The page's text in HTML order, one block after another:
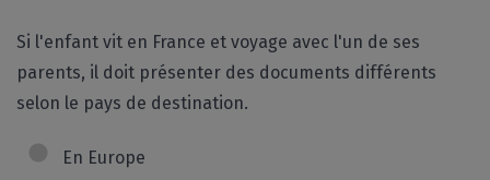
Si l'enfant vit en France et voyage avec l'un de ses
parents, il doit présenter des documents différents
selon le pays de destination.
En Europe